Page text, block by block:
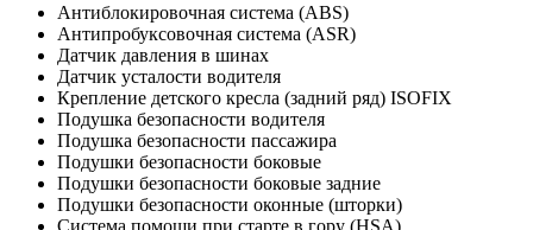
Антиблокировочная система (ABS)
Антипробуксовочная система (ASR)
Датчик давления в шинах
Датчик усталости водителя
Крепление детского кресла (задний ряд) ISOFIX
Подушка безопасности водителя
Подушка безопасности пассажира
Подушки безопасности боковые
Подушки безопасности боковые задние
Подушки безопасности оконные (шторки)
Система помощи при старте в гору (HSA)